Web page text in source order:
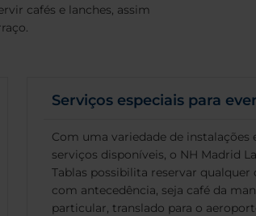
cafés e lanches, assim
Serviços especiais para
Com uma variedade de instalações
serviços disponíveis, o NH Madrid
Tablas possibilita reservar qualquer
com antecedência, seja café da
particular, translado para o